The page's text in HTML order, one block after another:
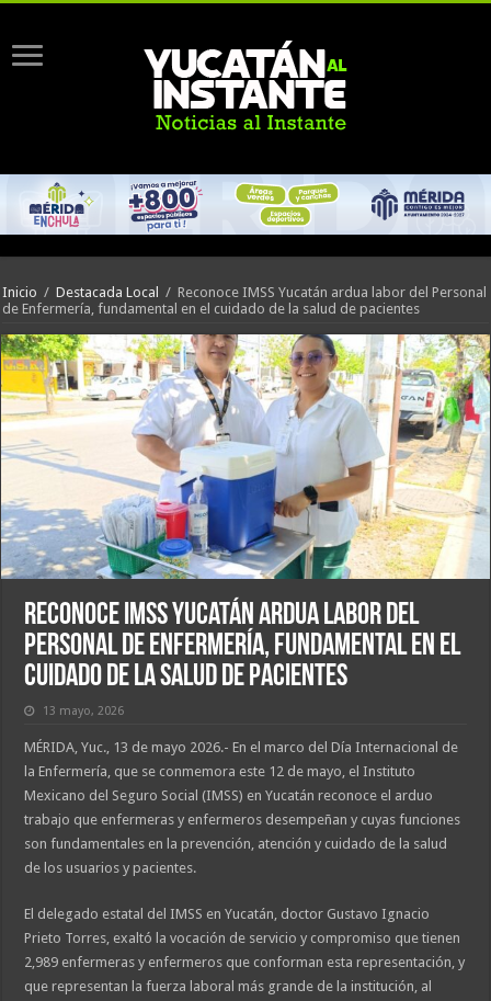
Inicio / Destacada Local / Reconoce IMSS Yucatán ardua labor del Personal
de Enfermería, fundamental en el cuidado de la salud de pacientes
Reconoce IMSS Yucatán ardua labor del
Personal de Enfermería, fundamental en el
cuidado de la salud de pacientes
13 mayo, 2026
MÉRIDA, Yuc., 13 de mayo 2026.- En el marco del Día Internacional de
la Enfermería, que se conmemora este 12 de mayo, el Instituto
Mexicano del Seguro Social (IMSS) en Yucatán reconoce el arduo
trabajo que enfermeras y enfermeros desempeñan y cuyas funciones
son fundamentales en la prevención, atención y cuidado de la salud
de los usuarios y pacientes.
El delegado estatal del IMSS en Yucatán, doctor Gustavo Ignacio
Prieto Torres, exaltó la vocación de servicio y compromiso que tienen
2,989 enfermeras y enfermeros que conforman esta representación, y
que representan la fuerza laboral más grande de la institución, al